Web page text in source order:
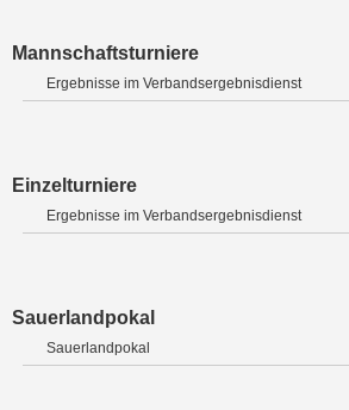
Mannschaftsturniere
Ergebnisse im Verbandsergebnisdienst
Einzelturniere
Ergebnisse im Verbandsergebnisdienst
Sauerlandpokal
Sauerlandpokal